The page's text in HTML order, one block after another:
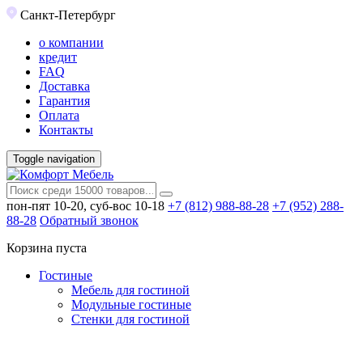
Санкт-Петербург
о компании
кредит
FAQ
Доставка
Гарантия
Оплата
Контакты
Toggle navigation
пон-пят 10-20, суб-вос 10-18 +7 (812) 988-88-28 +7 (952) 288-
88-28 Обратный звонок
Корзина пуста
Гостиные
Мебель для гостиной
Модульные гостиные
Стенки для гостиной